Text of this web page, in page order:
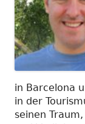
in Barcelona
in der
seinen